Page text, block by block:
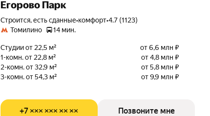
Егорово Парк
Строится, есть сданные•комфорт•4.7 (1123)
Томилино
14 мин.
Студии от 22,5 м²
от 6,6 млн ₽
1-комн. от 22,8 м²
от 4,8 млн ₽
2-комн. от 32,9 м²
от 5,8 млн ₽
3-комн. от 54,3 м²
от 9,9 млн ₽
+7 ××× ××× ×× ×× Позвоните мне